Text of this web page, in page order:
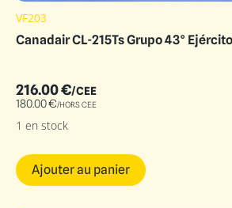
VF203
Canadair CL-215Ts Grupo 43°
216.00€/CEE
180.00€/HORS CEE
1 en stock
Ajouter au panier